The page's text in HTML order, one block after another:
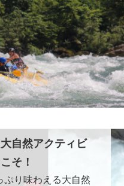
自然アクティビ
そ！
ぷり味わえる大自然